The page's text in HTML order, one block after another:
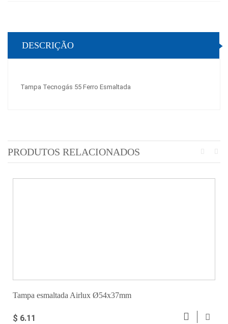
DESCRIÇÃO
Tampa Tecnogás 55 Ferro Esmaltada
PRODUTOS RELACIONADOS
Tampa esmaltada Airlux Ø54x37mm
$ 6.11